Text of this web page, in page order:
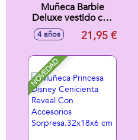
Muñeca Barbie
Deluxe vestido con
lazo.
4 años 21,95 €
NOVEDAD